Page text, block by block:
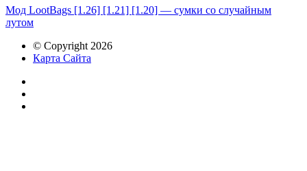
Мод LootBags [1.26] [1.21] [1.20] — сумки со случайным
лутом
© Copyright 2026
Карта Сайта